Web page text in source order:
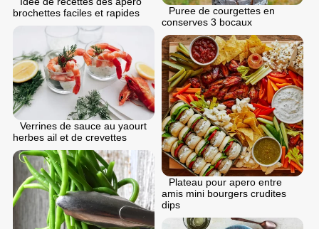
brochettes faciles et rapides
Puree de courgettes en
conserves 3 bocaux
Verrines de sauce au yaourt
herbes ail et de crevettes
Plateau pour apero entre
amis mini bourgers crudites
dips